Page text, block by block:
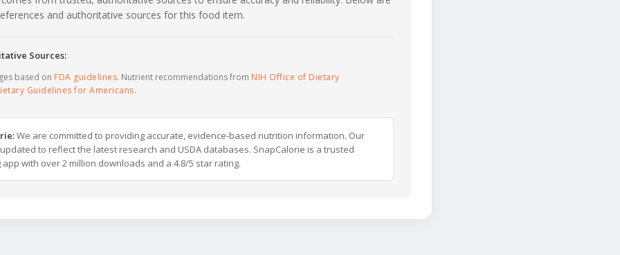
and authoritative sources for this food item.
Sources:
based on FDA guidelines. Nutrient recommendations from NIH Office of Dietary
Guidelines for Americans.
We are committed to providing accurate, evidence-based nutrition information. Our
to reflect the latest research and USDA databases. SnapCalorie is a trusted
with over 2 million downloads and a 4.8/5 star rating.